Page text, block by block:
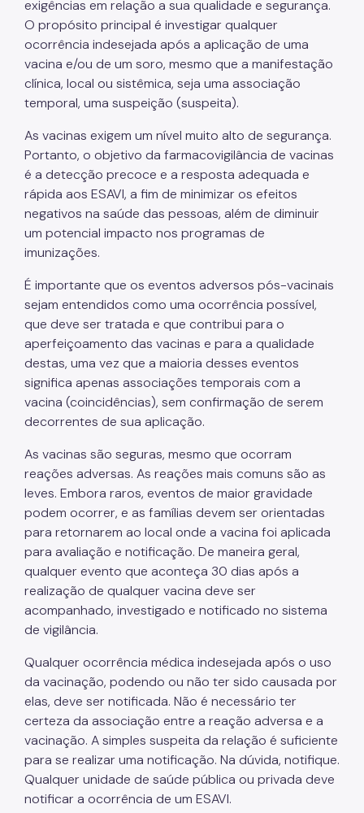
exigências em relação a sua qualidade e segurança.
O propósito principal é investigar qualquer
ocorrência indesejada após a aplicação de uma
vacina e/ou de um soro, mesmo que a manifestação
clínica, local ou sistêmica, seja uma associação
temporal, uma suspeição (suspeita).
As vacinas exigem um nível muito alto de segurança.
Portanto, o objetivo da farmacovigilância de vacinas
é a detecção precoce e a resposta adequada e
rápida aos ESAVI, a fim de minimizar os efeitos
negativos na saúde das pessoas, além de diminuir
um potencial impacto nos programas de
imunizações.
É importante que os eventos adversos pós-vacinais
sejam entendidos como uma ocorrência possível,
que deve ser tratada e que contribui para o
aperfeiçoamento das vacinas e para a qualidade
destas, uma vez que a maioria desses eventos
significa apenas associações temporais com a
vacina (coincidências), sem confirmação de serem
decorrentes de sua aplicação.
As vacinas são seguras, mesmo que ocorram
reações adversas. As reações mais comuns são as
leves. Embora raros, eventos de maior gravidade
podem ocorrer, e as famílias devem ser orientadas
para retornarem ao local onde a vacina foi aplicada
para avaliação e notificação. De maneira geral,
qualquer evento que aconteça 30 dias após a
realização de qualquer vacina deve ser
acompanhado, investigado e notificado no sistema
de vigilância.
Qualquer ocorrência médica indesejada após o uso
da vacinação, podendo ou não ter sido causada por
elas, deve ser notificada. Não é necessário ter
certeza da associação entre a reação adversa e a
vacinação. A simples suspeita da relação é suficiente
para se realizar uma notificação. Na dúvida, notifique.
Qualquer unidade de saúde pública ou privada deve
notificar a ocorrência de um ESAVI.